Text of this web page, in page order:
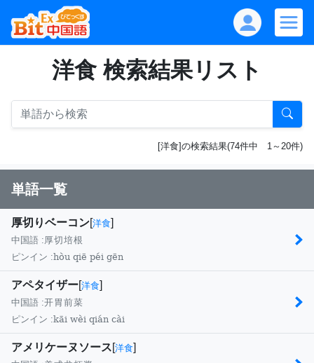
洋食 検索結果リスト
[洋食]の検索結果(74件中 1～20件)
単語一覧
厚切りベーコン[洋食]
中国語 :厚切培根
ピンイン :hòu qiē péi gēn
アペタイザー[洋食]
中国語 :开胃前菜
ピンイン :kāi wèi qián cài
アメリケーヌソース[洋食]